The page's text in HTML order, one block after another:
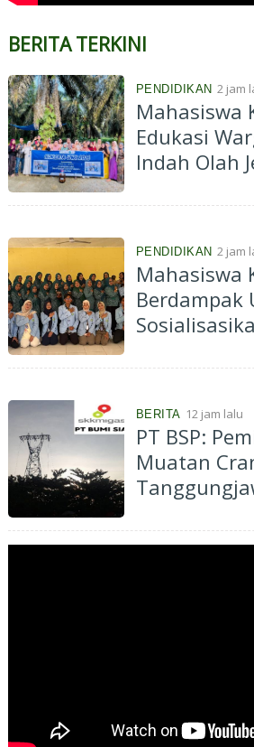
BERITA TERKINI
PENDIDIKAN 2 jam
Mahasiswa
Edukasi
Indah Olah
PENDIDIKAN 2 jam
Mahasiswa
Berdampak
Cermin
BERITA 12 jam lalu
PT BSP:
Muatan